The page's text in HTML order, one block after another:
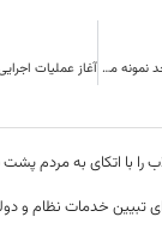
اعطای لوح و تندیس واحد نمونه ملی استاندارد به شرکت کویر تایر
را با اتکای به مردم
تبیین خدمات نظام و